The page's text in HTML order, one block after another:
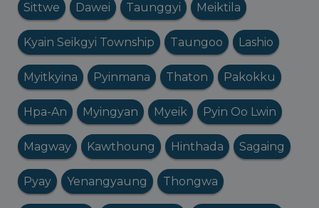
Sittwe Dawei Taunggyi Meiktila
Kyain Seikgyi Township Taungoo Lashio
Myitkyina Pyinmana Thaton Pakokku
Hpa-An Myingyan Myeik Pyin Oo Lwin
Magway Kawthoung Hinthada Sagaing
Pyay Yenangyaung Thongwa